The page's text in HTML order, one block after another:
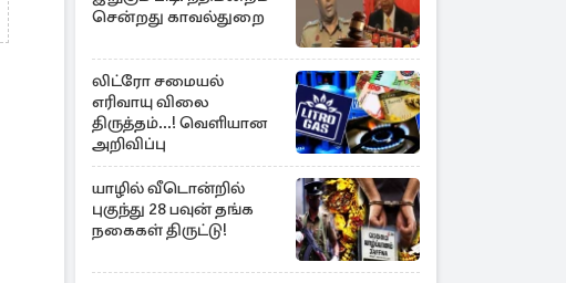
சென்றது காவல்துறை
லிட்ரோ சமையல்
எரிவாயு விலை
திருத்தம்...! வெளியான
அறிவிப்பு
யாழில் வீடொன்றில்
புகுந்து 28 பவுன் தங்க
நகைகள் திருட்டு!